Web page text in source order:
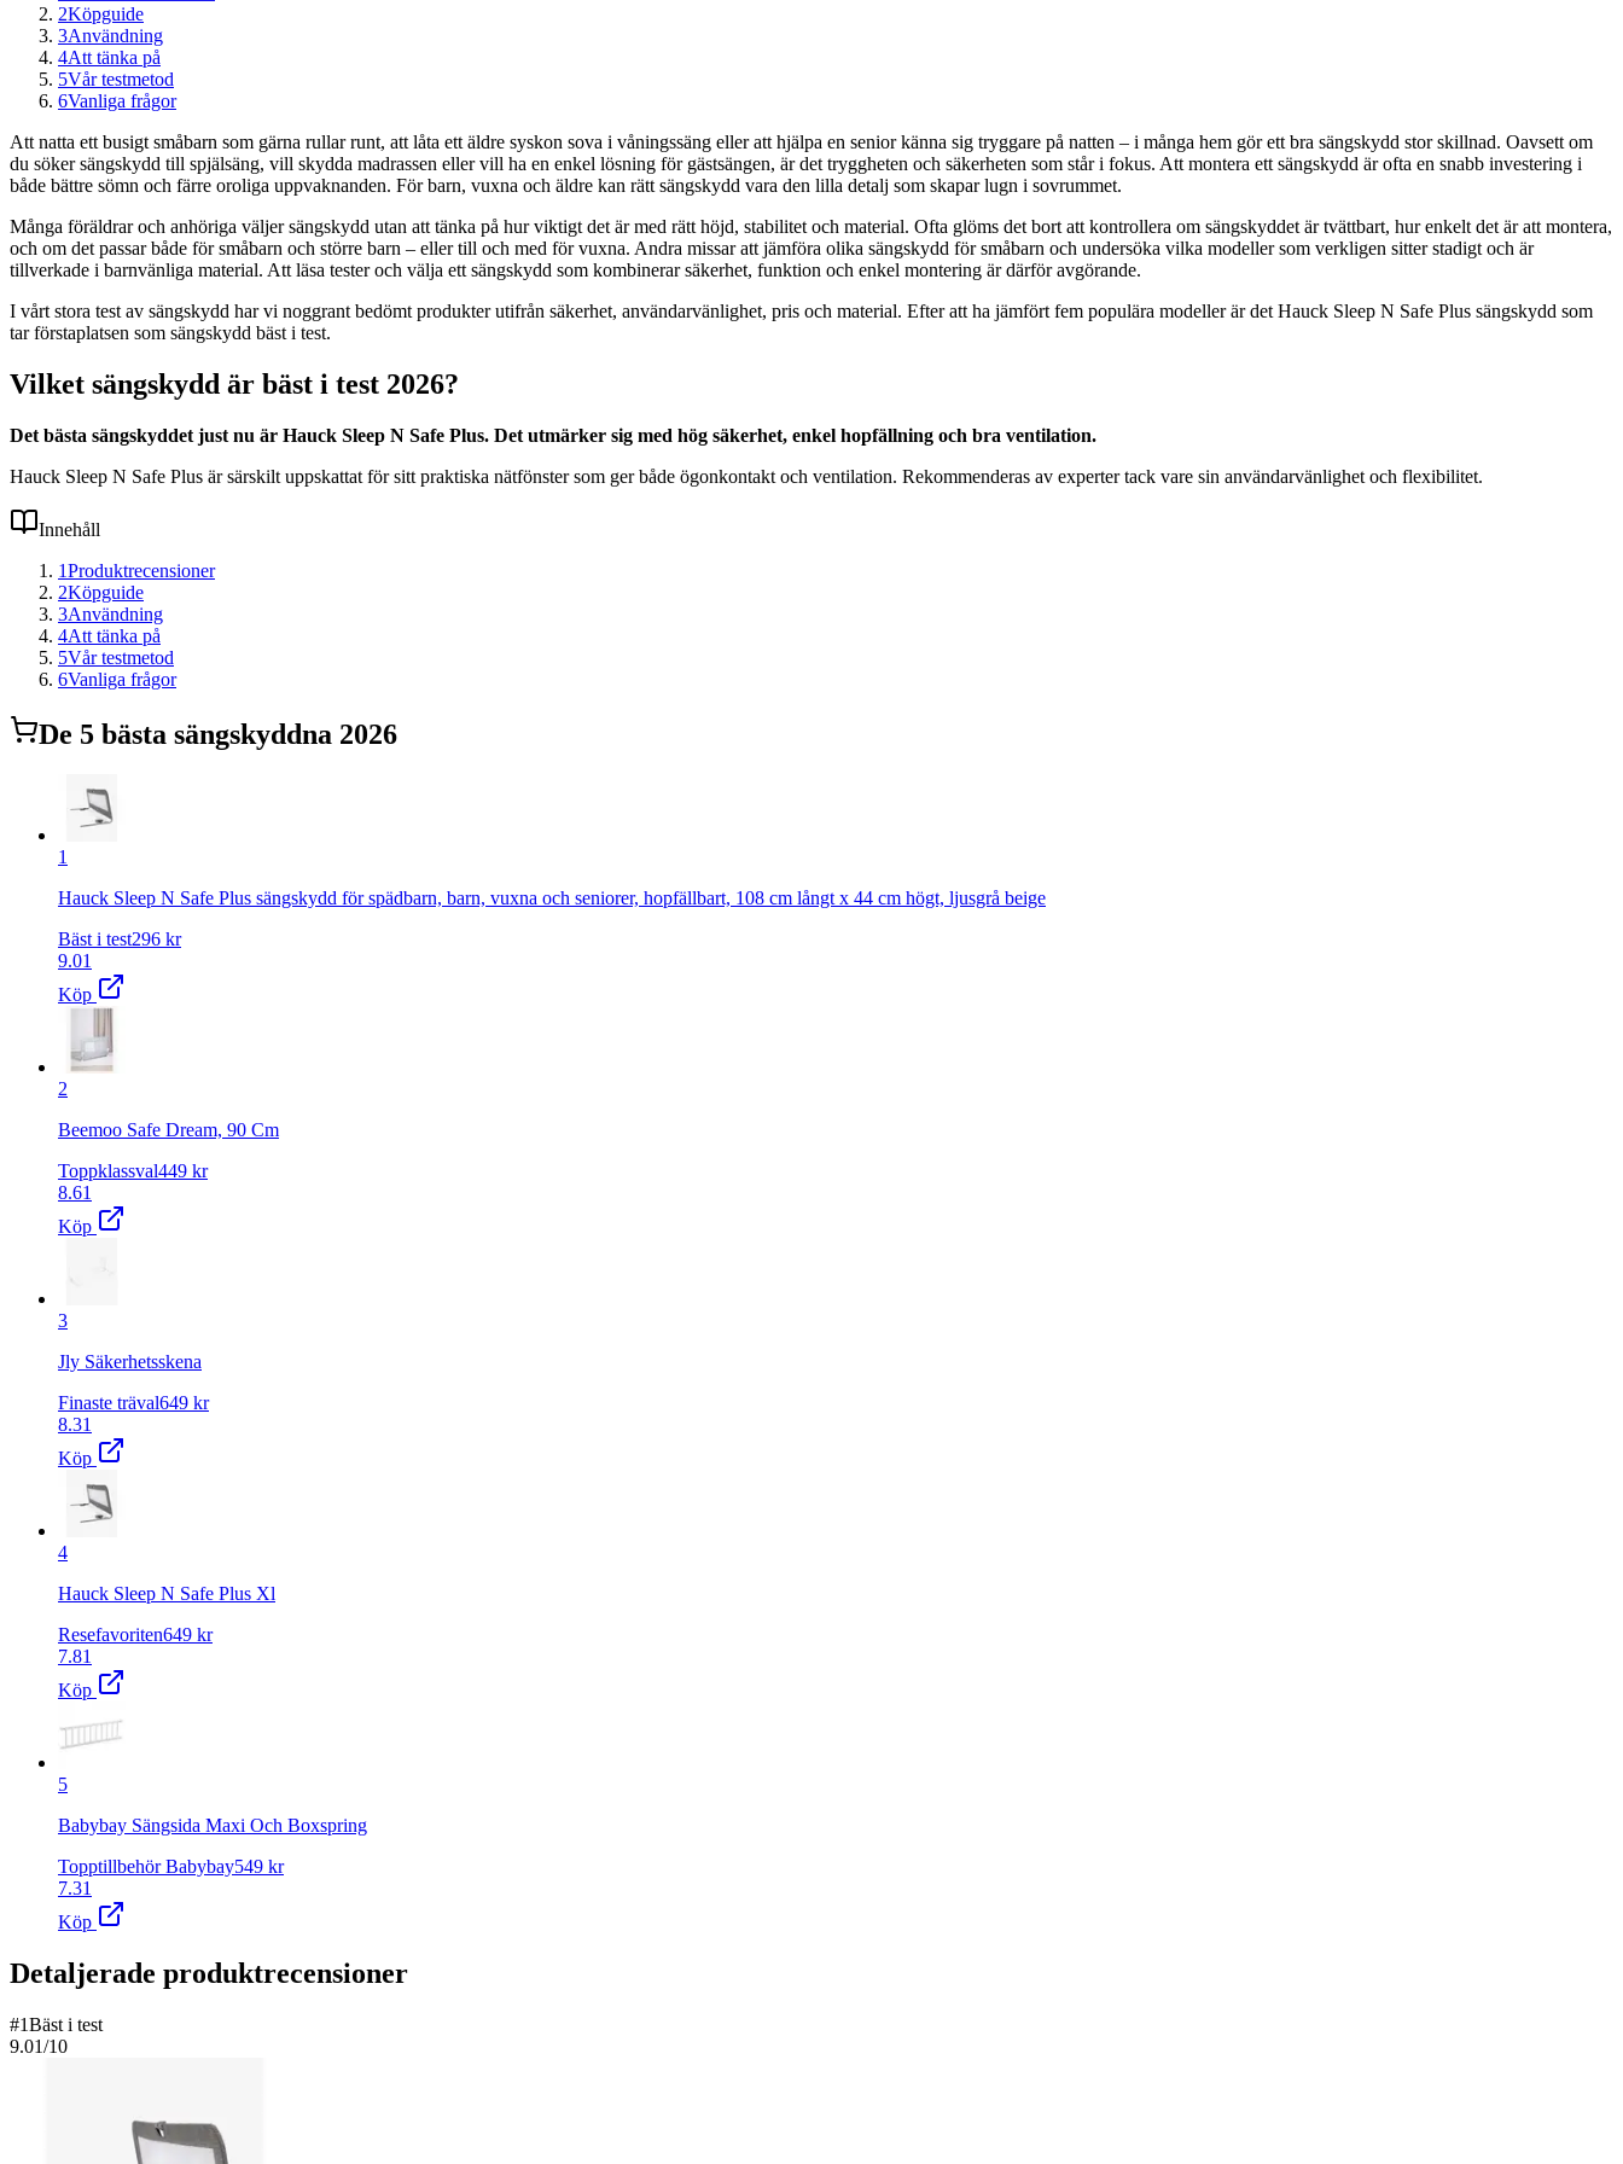
2Köpguide
3Användning
4Att tänka på
5Vår testmetod
6Vanliga frågor
Att natta ett busigt småbarn som gärna rullar runt, att låta ett äldre syskon sova i våningssäng eller att hjälpa en senior känna sig tryggare på natten – i många hem gör ett bra sängskydd stor skillnad. Oavsett om
du söker sängskydd till spjälsäng, vill skydda madrassen eller vill ha en enkel lösning för gästsängen, är det tryggheten och säkerheten som står i fokus. Att montera ett sängskydd är ofta en snabb investering i
både bättre sömn och färre oroliga uppvaknanden. För barn, vuxna och äldre kan rätt sängskydd vara den lilla detalj som skapar lugn i sovrummet.
Många föräldrar och anhöriga väljer sängskydd utan att tänka på hur viktigt det är med rätt höjd, stabilitet och material. Ofta glöms det bort att kontrollera om sängskyddet är tvättbart, hur enkelt det är att montera,
och om det passar både för småbarn och större barn – eller till och med för vuxna. Andra missar att jämföra olika sängskydd för småbarn och undersöka vilka modeller som verkligen sitter stadigt och är
tillverkade i barnvänliga material. Att läsa tester och välja ett sängskydd som kombinerar säkerhet, funktion och enkel montering är därför avgörande.
I vårt stora test av sängskydd har vi noggrant bedömt produkter utifrån säkerhet, användarvänlighet, pris och material. Efter att ha jämfört fem populära modeller är det Hauck Sleep N Safe Plus sängskydd som
tar förstaplatsen som sängskydd bäst i test.
Vilket sängskydd är bäst i test 2026?
Det bästa sängskyddet just nu är Hauck Sleep N Safe Plus. Det utmärker sig med hög säkerhet, enkel hopfällning och bra ventilation.
Hauck Sleep N Safe Plus är särskilt uppskattat för sitt praktiska nätfönster som ger både ögonkontakt och ventilation. Rekommenderas av experter tack vare sin användarvänlighet och flexibilitet.
Innehåll
1Produktrecensioner
2Köpguide
3Användning
4Att tänka på
5Vår testmetod
6Vanliga frågor
De 5 bästa sängskyddna 2026
1
Hauck Sleep N Safe Plus sängskydd för spädbarn, barn, vuxna och seniorer, hopfällbart, 108 cm långt x 44 cm högt, ljusgrå beige
Bäst i test296 kr
9.01
Köp
2
Beemoo Safe Dream, 90 Cm
Toppklassval449 kr
8.61
Köp
3
Jly Säkerhetsskena
Finaste träval649 kr
8.31
Köp
4
Hauck Sleep N Safe Plus Xl
Resefavoriten649 kr
7.81
Köp
5
Babybay Sängsida Maxi Och Boxspring
Topptillbehör Babybay549 kr
7.31
Köp
Detaljerade produktrecensioner
#1Bäst i test
9.01/10